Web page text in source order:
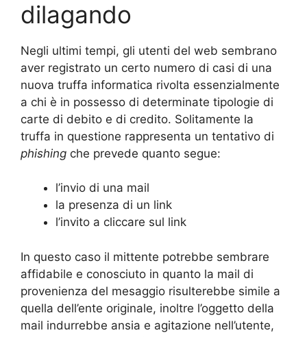
dilagando
Negli ultimi tempi, gli utenti del web sembrano
aver registrato un certo numero di casi di una
nuova truffa informatica rivolta essenzialmente
a chi è in possesso di determinate tipologie di
carte di debito e di credito. Solitamente la
truffa in questione rappresenta un tentativo di
phishing che prevede quanto segue:
l’invio di una mail
la presenza di un link
l’invito a cliccare sul link
In questo caso il mittente potrebbe sembrare
affidabile e conosciuto in quanto la mail di
provenienza del mesaggio risulterebbe simile a
quella dell’ente originale, inoltre l’oggetto della
mail indurrebbe ansia e agitazione nell’utente,